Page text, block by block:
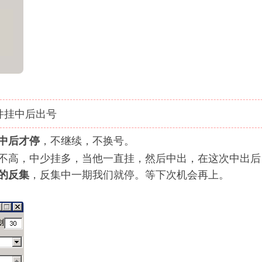
挂中后出号
后才停 ，不继续，不换号。
高，中少挂多，当他一直挂，然后中出，在这次中出
反集 ，反集中一期我们就停。等下次机会再上。